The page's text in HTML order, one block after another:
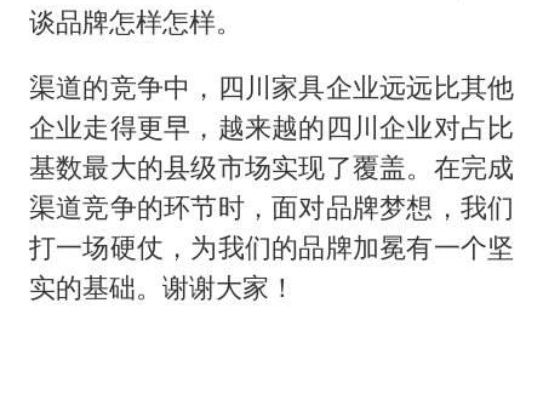
谈品牌怎样怎样。
渠道的竞争中，四川家具企业远远比其他
企业走得更早，越来越的四川企业对占比
基数最大的县级市场实现了覆盖。在完成
渠道竞争的环节时，面对品牌梦想，我们
打一场硬仗，为我们的品牌加冕有一个坚
实的基础。谢谢大家！